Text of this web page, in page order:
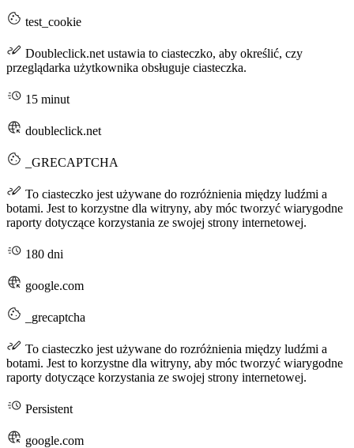
test_cookie
Doubleclick.net ustawia to ciasteczko, aby określić, czy
przeglądarka użytkownika obsługuje ciasteczka.
15 minut
doubleclick.net
_GRECAPTCHA
To ciasteczko jest używane do rozróżnienia między ludźmi a
botami. Jest to korzystne dla witryny, aby móc tworzyć wiarygodne
raporty dotyczące korzystania ze swojej strony internetowej.
180 dni
google.com
_grecaptcha
To ciasteczko jest używane do rozróżnienia między ludźmi a
botami. Jest to korzystne dla witryny, aby móc tworzyć wiarygodne
raporty dotyczące korzystania ze swojej strony internetowej.
Persistent
google.com